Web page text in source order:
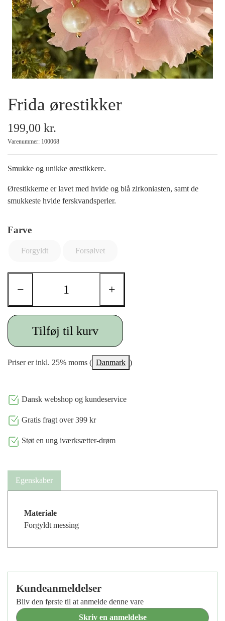
Armbånd
Halskæder
Ankelkæder
Mix and Match
Gavekort
Tilbud
Frida ørestikker
199,00 kr.
Varenummer: 100068
Smukke og unikke ørestikkere.
Ørestikkerne er lavet med hvide og blå zirkoniasten, samt de
smukkeste hvide ferskvandsperler.
Farve
Forgyldt Forsølvet
− +
Tilføj til kurv
Priser er inkl. 25% moms ( Danmark )
Dansk webshop og kundeservice
Gratis fragt over 399 kr
Støt en ung iværksætter-drøm
Egenskaber
Materiale
Forgyldt messing
Kundeanmeldelser
Bliv den første til at anmelde denne vare
Skriv en anmeldelse